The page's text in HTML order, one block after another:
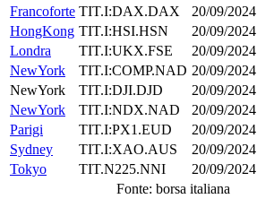
Francoforte TIT.I:DAX.DAX 20/09/2024
HongKong TIT.I:HSI.HSN 20/09/2024
Londra
TIT.I:UKX.FSE 20/09/2024
NewYork
TIT.I:COMP.NAD 20/09/2024
NewYork
TIT.I:DJI.DJD 20/09/2024
NewYork
TIT.I:NDX.NAD 20/09/2024
Parigi
TIT.I:PX1.EUD 20/09/2024
Sydney
TIT.I:XAO.AUS 20/09/2024
Tokyo
TIT.N225.NNI 20/09/2024
Fonte: borsa italiana